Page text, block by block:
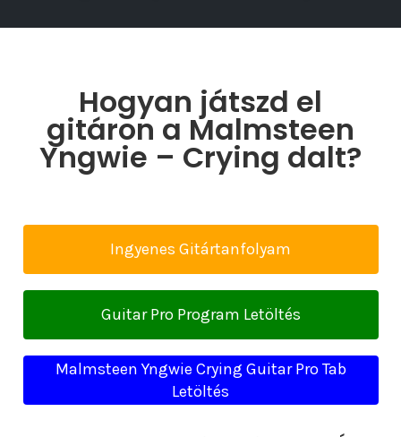
Hogyan játszd el
gitáron a Malmsteen
Yngwie – Crying dalt?
Ingyenes Gitártanfolyam
Guitar Pro Program Letöltés
Malmsteen Yngwie Crying Guitar Pro Tab
Letöltés